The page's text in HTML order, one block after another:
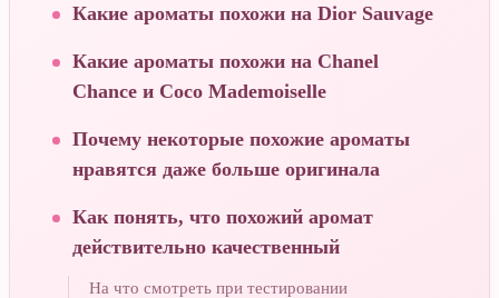
Какие ароматы похожи на Dior Sauvage
Какие ароматы похожи на Chanel
Chance и Coco Mademoiselle
Почему некоторые похожие ароматы
нравятся даже больше оригинала
Как понять, что похожий аромат
действительно качественный
На что смотреть при тестировании